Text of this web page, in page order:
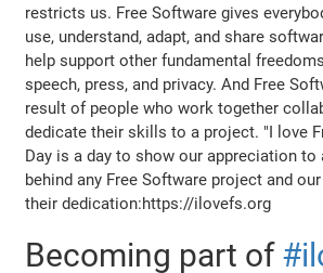
restricts us. Free Software gives
use, understand, adapt, and share
help support other fundamental
speech, press, and privacy. And Free
result of people who work together
dedicate their skills to a project. "I love
Day is a day to show our appreciation to
behind any Free Software project and
their dedication:https://ilovefs.org
Becoming part of